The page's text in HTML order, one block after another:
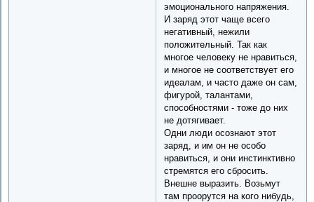
эмоционального напряжения.
И заряд этот чаще всего
негативный, нежили
положительный. Так как
многое человеку не нравиться,
и многое не соответствует его
идеалам, и часто даже он сам,
фигурой, талантами,
способностями - тоже до них
не дотягивает.
Одни люди осознают этот
заряд, и им он не особо
нравиться, и они инстинктивно
стремятся его сбросить.
Внешне выразить. Возьмут
там проорутся на кого нибудь,